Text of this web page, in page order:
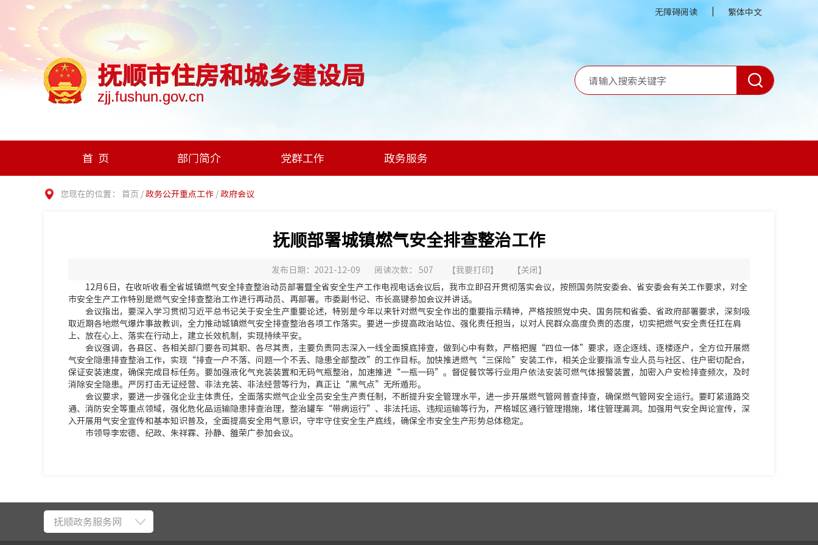
无障碍阅读 | 繁体中文
抚顺市住房和城乡建设局
zjj.fushun.gov.cn
首页 部门简介 党群工作 政务服务
您现在的位置： 首页 /政务公开重点工作 /政府会议
抚顺部署城镇燃气安全排查整治工作
发布日期：2021-12-09 阅读次数： 507 【我要打印】 【关闭】
12月6日，在收听收看全省城镇燃气安全排查整治动员部署暨全省安全生产工作电视电话会议后，我市立即召开贯彻落实会议，按照国务院安委会、省安委会有关工作要求，对全
市安全生产工作特别是燃气安全排查整治工作进行再动员、再部署。市委副书记、市长高键参加会议并讲话。
会议指出，要深入学习贯彻习近平总书记关于安全生产重要论述，特别是今年以来针对燃气安全作出的重要指示精神，严格按照党中央、国务院和省委、省政府部署要求，深刻吸
取近期各地燃气爆炸事故教训，全力推动城镇燃气安全排查整治各项工作落实。要进一步提高政治站位、强化责任担当，以对人民群众高度负责的态度，切实把燃气安全责任扛在肩
上、放在心上、落实在行动上，建立长效机制，实现持续平安。
会议强调，各县区、各相关部门要各司其职、各尽其责，主要负责同志深入一线全面摸底排查，做到心中有数，严格把握“四位一体”要求，逐企逐线、逐楼逐户，全方位开展燃
气安全隐患排查整治工作，实现“排查一户不落、问题一个不丢、隐患全部整改”的工作目标。加快推进燃气“三保险”安装工作，相关企业要指派专业人员与社区、住户密切配合，
保证安装速度，确保完成目标任务。要加强液化气充装装置和无码气瓶整治，加速推进“一瓶一码”。督促餐饮等行业用户依法安装可燃气体报警装置，加密入户安检排查频次，及时
消除安全隐患。严厉打击无证经营、非法充装、非法经营等行为，真正让“黑气点”无所遁形。
会议要求，要进一步强化企业主体责任，全面落实燃气企业全员安全生产责任制，不断提升安全管理水平，进一步开展燃气管网普查排查，确保燃气管网安全运行。要盯紧道路交
通、消防安全等重点领域，强化危化品运输隐患排查治理，整治罐车“带病运行”、非法托运、违规运输等行为，严格城区通行管理措施，堵住管理漏洞。加强用气安全舆论宣传，深
入开展用气安全宣传和基本知识普及，全面提高安全用气意识，守牢守住安全生产底线，确保全市安全生产形势总体稳定。
市领导李宏德、纪政、朱祥霖、孙静、雒荣广参加会议。
抚顺政务服务网